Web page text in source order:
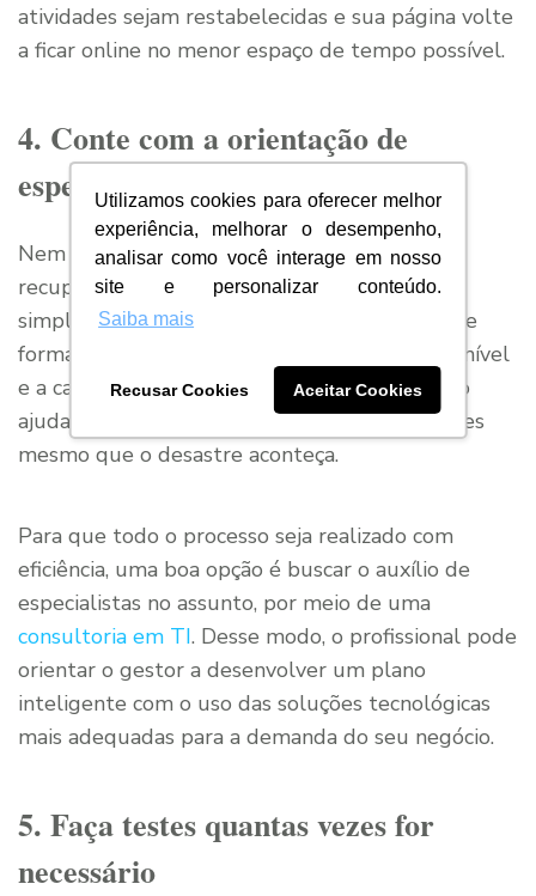
Utilizamos cookies para oferecer melhor
experiência, melhorar o desempenho,
analisar como você interage em nosso
site e personalizar conteúdo.
Saiba mais
Recusar Cookies Aceitar Cookies
atividades sejam restabelecidas e sua página volte
a ficar online no menor espaço de tempo possível.
4. Conte com a orientação de
especialistas no assunto
Nem sempre criar um plano eficiente de
recuperação de desastres em TI é uma tarefa
simples. Para ter êxito, é necessário analisar de
forma imparcial toda sua infraestrutura disponível
e a capacidade da sua equipe. Um olhar crítico
ajuda a detectar riscos e vulnerabilidades antes
mesmo que o desastre aconteça.
Para que todo o processo seja realizado com
eficiência, uma boa opção é buscar o auxílio de
especialistas no assunto, por meio de uma
consultoria em TI. Desse modo, o profissional pode
orientar o gestor a desenvolver um plano
inteligente com o uso das soluções tecnológicas
mais adequadas para a demanda do seu negócio.
5. Faça testes quantas vezes for
necessário